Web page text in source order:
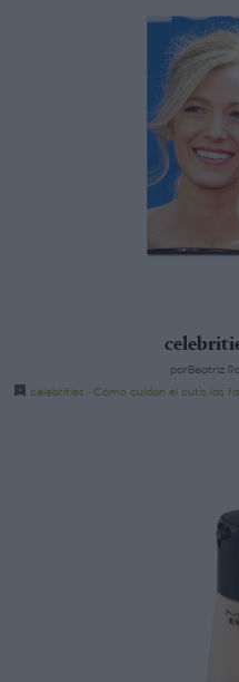
porBeatriz
celebrities
Cómo cuidan el cutis las